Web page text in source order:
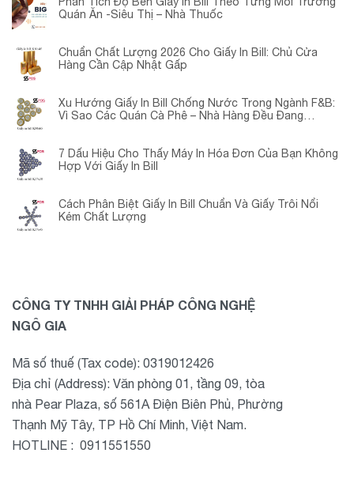
Quán Ăn -Siêu Thị – Nhà Thuốc
Chuẩn Chất Lượng 2026 Cho Giấy In Bill: Chủ Cửa
Hàng Cần Cập Nhật Gấp
Xu Hướng Giấy In Bill Chống Nước Trong Ngành F&B:
Vì Sao Các Quán Cà Phê – Nhà Hàng Đều Đang
7 Dấu Hiệu Cho Thấy Máy In Hóa Đơn Của Bạn Không
Hợp Với Giấy In Bill
Cách Phân Biệt Giấy In Bill Chuẩn Và Giấy Trôi Nổi
Kém Chất Lượng
CÔNG TY TNHH GIẢI PHÁP CÔNG NGHỆ
NGÔ GIA
Mã số thuế (Tax code): 0319012426
Địa chỉ (Address): Văn phòng 01, tầng 09, tòa
nhà Pear Plaza, số 561A Điện Biên Phủ, Phường
Thạnh Mỹ Tây, TP Hồ Chí Minh, Việt Nam.
HOTLINE : 0911551550